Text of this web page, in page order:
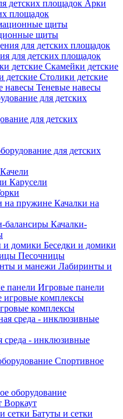
Арки
площадок
щиты
для детских площадок
Скамейки детские
Столики детские
Теневые навесы
для детских
для детских
Качели
Карусели
Качалки на
Качалки-
Беседки и домики
Песочницы
Лабиринты и
Игровые панели
комплексы
среда - инклюзивные
Спортивное
оборудование
Воркаут
Батуты и сетки